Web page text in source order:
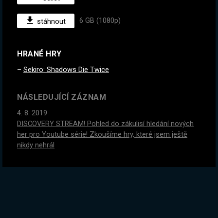
stáhnout 6 GB (1080p)
HRANÉ HRY
Sekiro: Shadows Die Twice
NÁSLEDUJÍCÍ ZÁZNAM
4. 8. 2019
DISCOVERY STREAM! Pohled do zákulisí hledání nových
her pro Youtube série! Zkoušíme hry, které jsem ještě
nikdy nehrál